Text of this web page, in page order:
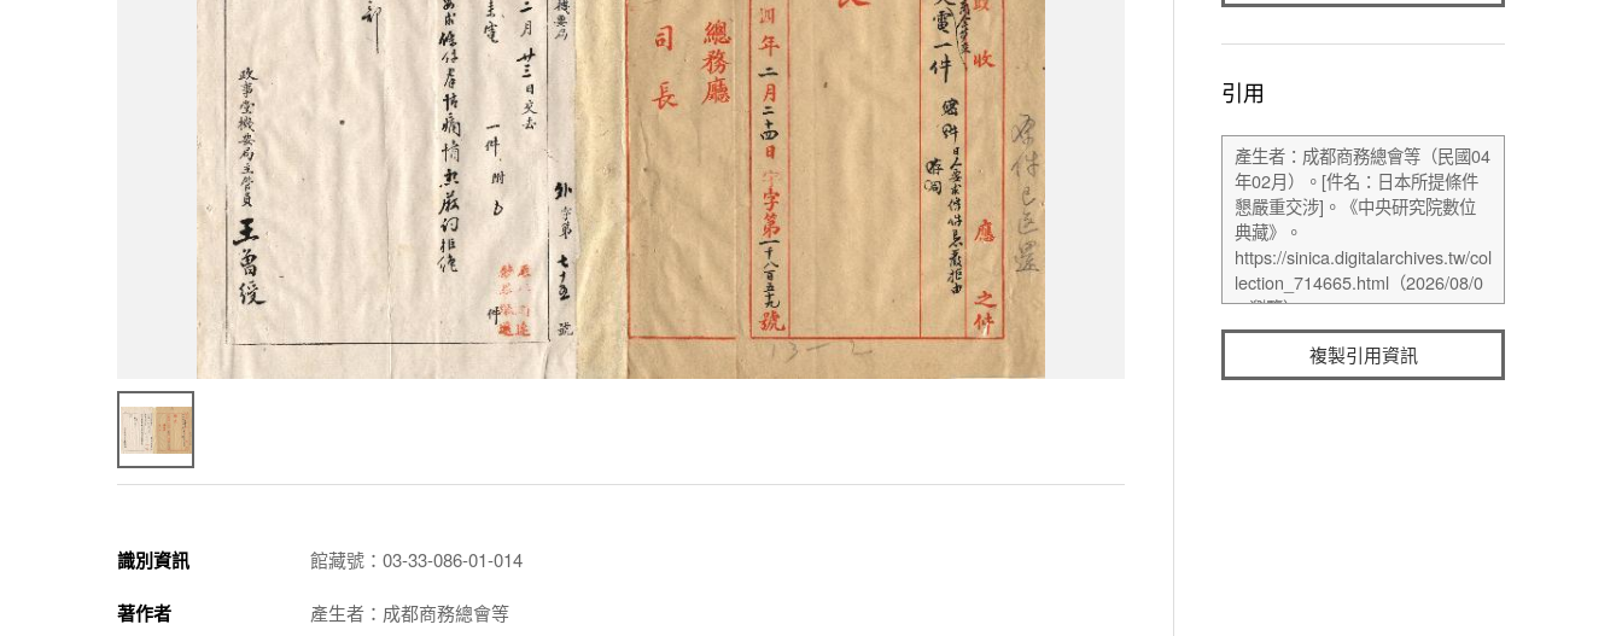
識別資訊 館藏號：03-33-086-01-014
著作者 產生者：成都商務總會等
引用
複製引用資訊